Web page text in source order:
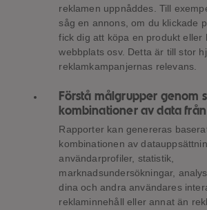
reklamen uppnåddes. Till
såg en annons, om du klickade
fick dig att köpa en produkt eller
webbplats osv. Detta är till stor
reklamkampanjernas relevans.
Förstå målgrupper genom
kombinationer av data
Rapporter kan genereras
kombinationen av
användarprofiler, statistik,
marknadsundersökningar,
dina och andra användares
reklaminnehåll eller annat än